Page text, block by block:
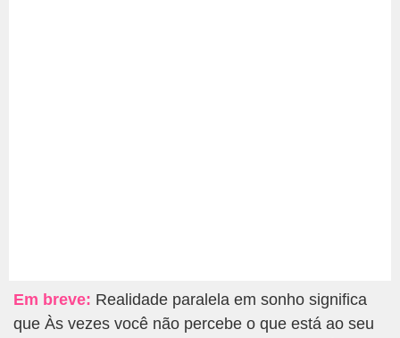
Em breve: Realidade paralela em sonho significa
que Às vezes você não percebe o que está ao seu